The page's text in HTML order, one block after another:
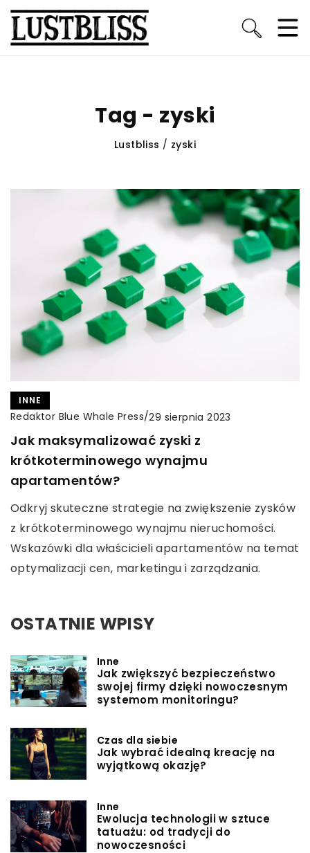
Tag - zyski
Lustbliss / zyski
INNE
Redaktor Blue Whale Press/29 sierpnia 2023
Jak maksymalizować zyski z
krótkoterminowego wynajmu
apartamentów?
Odkryj skuteczne strategie na zwiększenie zysków
z krótkoterminowego wynajmu nieruchomości.
Wskazówki dla właścicieli apartamentów na temat
optymalizacji cen, marketingu i zarządzania.
OSTATNIE WPISY
Inne
Jak zwiększyć bezpieczeństwo
swojej firmy dzięki nowoczesnym
systemom monitoringu?
Czas dla siebie
Jak wybrać idealną kreację na
wyjątkową okazję?
Inne
Ewolucja technologii w sztuce
tatuażu: od tradycji do
nowoczesności